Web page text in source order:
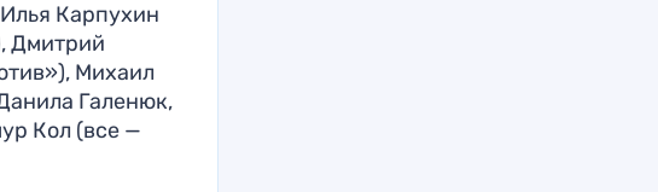
Карпухин
Дмитрий
Михаил
Галенюк,
Кол (все —